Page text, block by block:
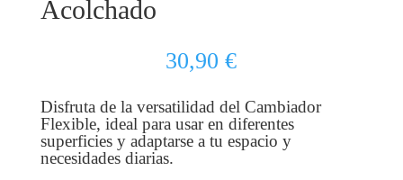
Acolchado
30,90€
Disfruta de la versatilidad del Cambiador
Flexible, ideal para usar en diferentes
superficies y adaptarse a tu espacio y
necesidades diarias.